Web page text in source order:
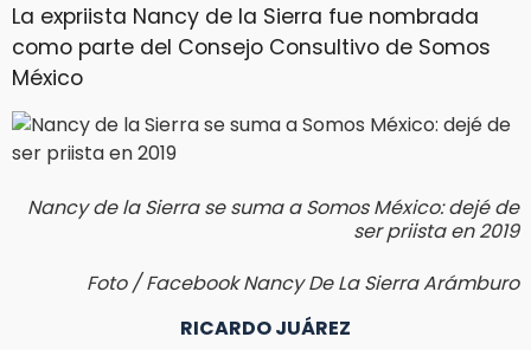
La expriista Nancy de la Sierra fue nombrada
como parte del Consejo Consultivo de Somos
México
Nancy de la Sierra se suma a Somos México: dejé de
ser priista en 2019
Foto / Facebook Nancy De La Sierra Arámburo
RICARDO JUÁREZ